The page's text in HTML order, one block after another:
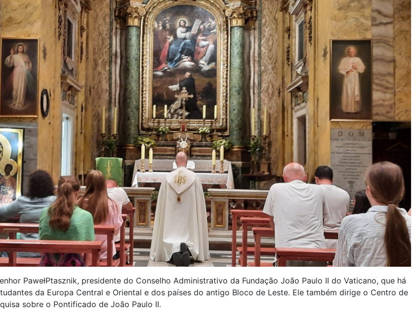
PawełPtasznik, presidente do Conselho Administrativo da Fundação João Paulo II do Vaticano, que há
da Europa Central e Oriental e dos países do antigo Bloco de Leste. Ele também dirige o Centro de
sobre o Pontificado de João Paulo II.